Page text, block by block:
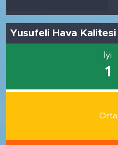
Yusufeli Hava Kalitesi
İyi
1
Orta